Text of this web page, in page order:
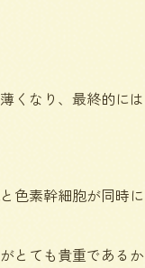
くなり、最終的には
色素幹細胞が同時に
とても貴重であるか